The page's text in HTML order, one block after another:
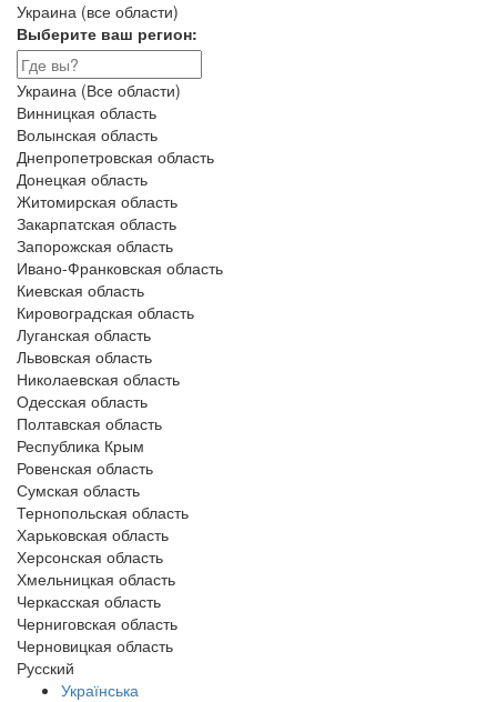
Украина (все области)
Выберите ваш регион:
Украина (Все области)
Винницкая область
Волынская область
Днепропетровская область
Донецкая область
Житомирская область
Закарпатская область
Запорожская область
Ивано-Франковская область
Киевская область
Кировоградская область
Луганская область
Львовская область
Николаевская область
Одесская область
Полтавская область
Республика Крым
Ровенская область
Сумская область
Тернопольская область
Харьковская область
Херсонская область
Хмельницкая область
Черкасская область
Черниговская область
Черновицкая область
Русский
Українська